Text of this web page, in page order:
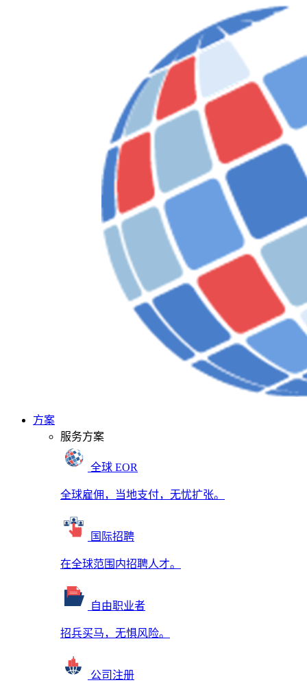
方案
服务方案
全球 EOR
全球雇佣，当地支付，无忧扩张。
国际招聘
在全球范围内招聘人才。
自由职业者
招兵买马，无惧风险。
公司注册